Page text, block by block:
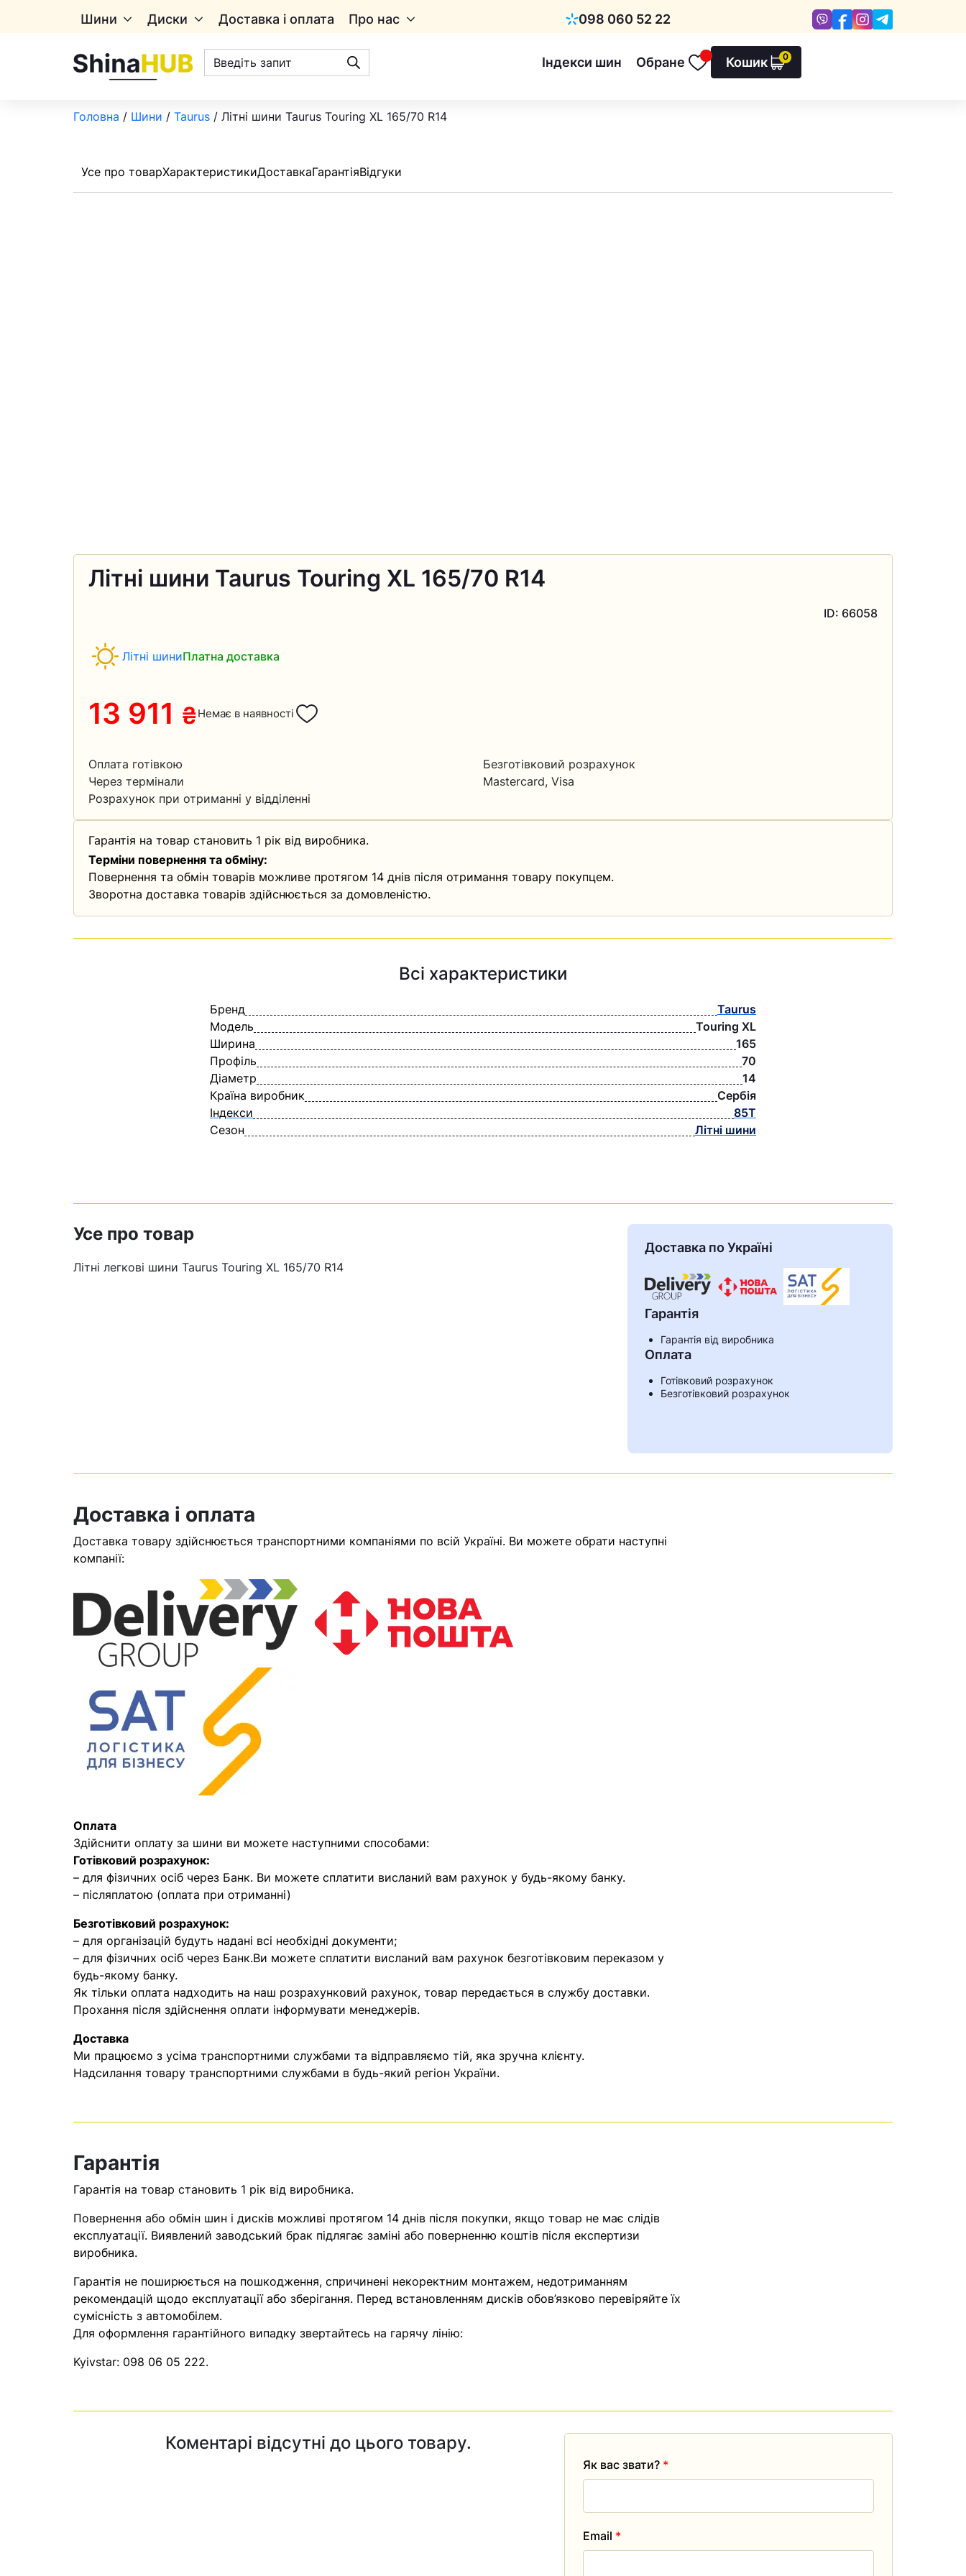
Шини Диски Доставка і оплата Про нас 098 060 52 22
Київстар
ViberFacebookInstagram
Пошук
товарів
Індекси шин Обране
Обране Кошик 0
У кошику немає товарів.Ваш номер надіслано.
Оператор зв’яжеться з вами
найближчим часом
Головна / Шини / Taurus / Літні шини Taurus Touring XL 165/70 R14
Усе про товарХарактеристикиДоставкаГарантіяВідгуки
Літні шини Taurus Touring XL 165/70 R14
ID: 66058
Літні шиниПлатна доставка
13 911 ₴Немає в наявності
Оплата готівкою
Безготівковий розрахунок
Через термінали
Mastercard, Visa
Розрахунок при отриманні у відділенні
Гарантія на товар становить 1 рік від виробника.
Терміни повернення та обміну:
Повернення та обмін товарів можливе протягом 14 днів після отримання товару покупцем.
Зворотна доставка товарів здійснюється за домовленістю.
Всі характеристики
Бренд
Taurus
Модель
Touring XL
Ширина
165
Профіль
70
Діаметр
14
Країна виробник
Сербія
Індекси
85T
Сезон
Літні шини
Усе про товар
Літні легкові шини Taurus Touring XL 165/70 R14
Доставка по Україні
Гарантія
Гарантія від виробника
Оплата
Готівковий розрахунок
Безготівковий розрахунок
Доставка і оплата
Доставка товару здійснюється транспортними компаніями по всій Україні. Ви можете обрати наступні
компанії:
Оплата
Здійснити оплату за шини ви можете наступними способами:
Готівковий розрахунок:
– для фізичних осіб через Банк. Ви можете сплатити висланий вам рахунок у будь-якому банку.
– післяплатою (оплата при отриманні)
Безготівковий розрахунок:
– для організацій будуть надані всі необхідні документи;
– для фізичних осіб через Банк.Ви можете сплатити висланий вам рахунок безготівковим переказом у
будь-якому банку.
Як тільки оплата надходить на наш розрахунковий рахунок, товар передається в службу доставки.
Прохання після здійснення оплати інформувати менеджерів.
Доставка
Ми працюємо з усіма транспортними службами та відправляємо тій, яка зручна клієнту.
Надсилання товару транспортними службами в будь-який регіон України.
Гарантія
Гарантія на товар становить 1 рік від виробника.
Повернення або обмін шин і дисків можливі протягом 14 днів після покупки, якщо товар не має слідів
експлуатації. Виявлений заводський брак підлягає заміні або поверненню коштів після експертизи
виробника.
Гарантія не поширюється на пошкодження, спричинені некоректним монтажем, недотриманням
рекомендацій щодо експлуатації або зберігання. Перед встановленням дисків обов’язково перевіряйте їх
сумісність з автомобілем.
Для оформлення гарантійного випадку звертайтесь на гарячу лінію:
Kyivstar: 098 06 05 222.
Коментарі відсутні до цього товару.
Як вас звати? *
Email *